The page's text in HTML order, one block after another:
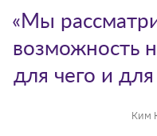
Ким
«Мы
возможность
для чего и